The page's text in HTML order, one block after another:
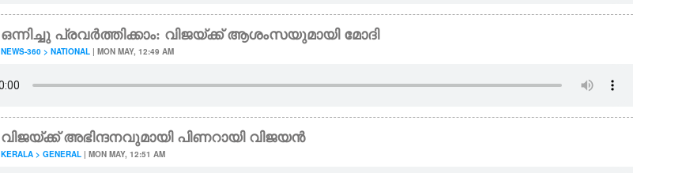
ഒന്നിച്ചു പ്രവർത്തിക്കാം: വിജയ്‌‌‌ക്ക് ആശംസയുമായി മോദി
NEWS-360 > NATIONAL| MON MAY, 12:49 AM
വിജയ്‌ക്ക് അഭിന്ദനവുമായി പിണറായി വിജയൻ
KERALA > GENERAL| MON MAY, 12:51 AM